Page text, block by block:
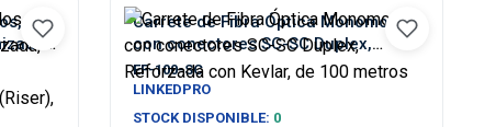
Carrete de Fibra Óptica Monomodo
con conectores SC-SC Duplex,
Reforzada con Kevlar, de 100
metros
EF-100-SC
LINKEDPRO
STOCK DISPONIBLE: 0